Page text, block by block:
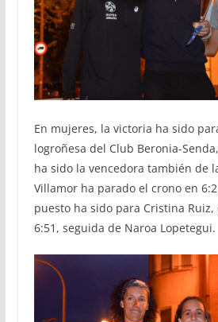
En mujeres, la victoria ha sido
logroñesa del Club Beronia-
ha sido la vencedora también de
Villamor ha parado el crono en
puesto ha sido para Cristina
6:51, seguida de Naroa Lopetegui.